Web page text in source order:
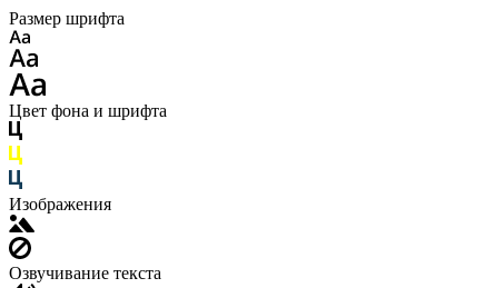
Размер шрифта
Цвет фона и шрифта
Изображения
Озвучивание текста